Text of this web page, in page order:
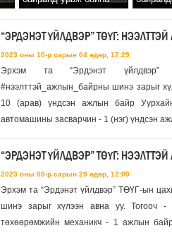
“ЭРДЭНЭТ ҮЙЛДВЭР” ТӨҮГ:
2023 оны 10-р сарын 04 өдөр, 17:29
Эрхэм та “Эрдэнэт үйлдвэр”
#нээлттэй_ажлын_байрны шинэ зарыг
10 (арав) үндсэн ажлын байр
автомашины засварчин - 1 (нэг) үндсэн
“ЭРДЭНЭТ ҮЙЛДВЭР” ТӨҮГ:
2023 оны 08-р сарын 29 өдөр, 12:09
Эрхэм та “Эрдэнэт үйлдвэр” ТӨҮГ-ын
шинэ зарыг хүлээн авна уу. Тогооч
төхөөрөмжийн механикч - 1 ажлын